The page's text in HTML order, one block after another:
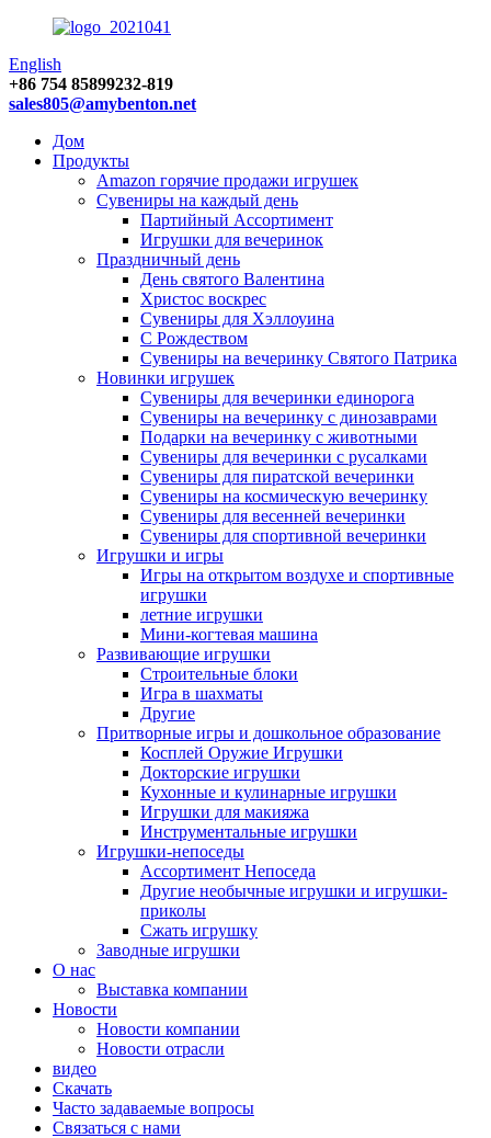
English
+86 754 85899232-819
sales805@amybenton.net
Дом
Продукты
Amazon горячие продажи игрушек
Сувениры на каждый день
Партийный Ассортимент
Игрушки для вечеринок
Праздничный день
День святого Валентина
Христос воскрес
Сувениры для Хэллоуина
С Рождеством
Сувениры на вечеринку Святого Патрика
Новинки игрушек
Сувениры для вечеринки единорога
Сувениры на вечеринку с динозаврами
Подарки на вечеринку с животными
Сувениры для вечеринки с русалками
Сувениры для пиратской вечеринки
Сувениры на космическую вечеринку
Сувениры для весенней вечеринки
Сувениры для спортивной вечеринки
Игрушки и игры
Игры на открытом воздухе и спортивные
игрушки
летние игрушки
Мини-когтевая машина
Развивающие игрушки
Строительные блоки
Игра в шахматы
Другие
Притворные игры и дошкольное образование
Косплей Оружие Игрушки
Докторские игрушки
Кухонные и кулинарные игрушки
Игрушки для макияжа
Инструментальные игрушки
Игрушки-непоседы
Ассортимент Непоседа
Другие необычные игрушки и игрушки-
приколы
Сжать игрушку
Заводные игрушки
О нас
Выставка компании
Новости
Новости компании
Новости отрасли
видео
Скачать
Часто задаваемые вопросы
Связаться с нами